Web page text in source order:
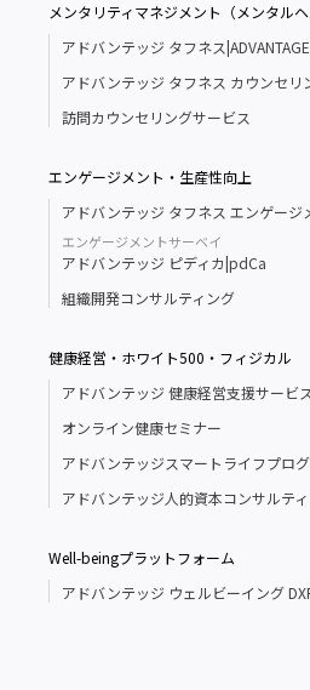
メンタリティマネジメント（メンタルヘ
アドバンテッジ タフネス
アドバンテッジ タフネス カウンセリ
訪問カウンセリングサービス
エンゲージメント・生産性向上
アドバンテッジ タフネス エンゲージ
エンゲージメントサーベイ
アドバンテッジ ピディカ|pdCa
組織開発コンサルティング
健康経営・ホワイト500・フィジカル
アドバンテッジ 健康経営支援サービス
オンライン健康セミナー
アドバンテッジスマートライフプロ
アドバンテッジ人的資本コンサルテ
Well-beingプラットフォーム
アドバンテッジ ウェルビーイング